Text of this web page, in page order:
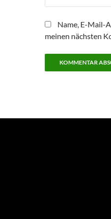
Name, E-Mail-
meinen nächsten